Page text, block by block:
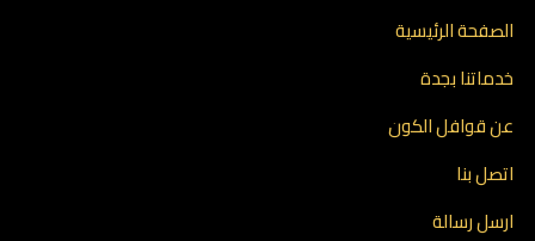
الصفحة الرئيسية
خدماتنا بجدة
عن قوافل الكون
اتصل بنا
ارسل رسالة